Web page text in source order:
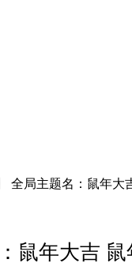
全局主题名：鼠年大
鼠年大吉